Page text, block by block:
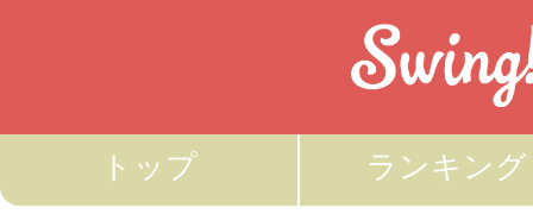
トップ ランキング